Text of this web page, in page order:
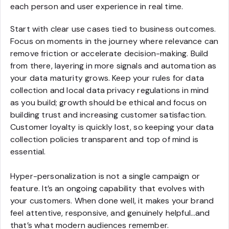
each person and user experience in real time.
Start with clear use cases tied to business outcomes.
Focus on moments in the journey where relevance can
remove friction or accelerate decision-making. Build
from there, layering in more signals and automation as
your data maturity grows. Keep your rules for data
collection and local data privacy regulations in mind
as you build; growth should be ethical and focus on
building trust and increasing customer satisfaction.
Customer loyalty is quickly lost, so keeping your data
collection policies transparent and top of mind is
essential.
Hyper-personalization is not a single campaign or
feature. It’s an ongoing capability that evolves with
your customers. When done well, it makes your brand
feel attentive, responsive, and genuinely helpful…and
that’s what modern audiences remember.